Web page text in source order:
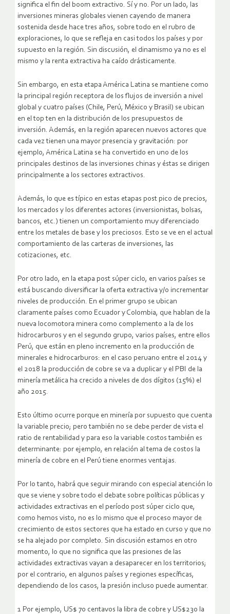
significa el fin del boom extractivo. Sí y no. Por un lado, las
inversiones mineras globales vienen cayendo de manera
sostenida desde hace tres años, sobre todo en el rubro de
exploraciones, lo que se refleja en casi todos los países y por
supuesto en la región. Sin discusión, el dinamismo ya no es el
mismo y la renta extractiva ha caído drásticamente.
Sin embargo, en esta etapa América Latina se mantiene como
la principal región receptora de los flujos de inversión a nivel
global y cuatro países (Chile, Perú, México y Brasil) se ubican
en el top ten en la distribución de los presupuestos de
inversión. Además, en la región aparecen nuevos actores que
cada vez tienen una mayor presencia y gravitación: por
ejemplo, América Latina se ha convertido en uno de los
principales destinos de las inversiones chinas y éstas se dirigen
principalmente a los sectores extractivos.
Además, lo que es típico en estas etapas post pico de precios,
los mercados y los diferentes actores (inversionistas, bolsas,
bancos, etc.) tienen un comportamiento muy diferenciado
entre los metales de base y los preciosos. Esto se ve en el actual
comportamiento de las carteras de inversiones, las
cotizaciones, etc.
Por otro lado, en la etapa post súper ciclo, en varios países se
está buscando diversificar la oferta extractiva y/o incrementar
niveles de producción. En el primer grupo se ubican
claramente países como Ecuador y Colombia, que hablan de la
nueva locomotora minera como complemento a la de los
hidrocarburos y en el segundo grupo, varios países, entre ellos
Perú, que están en pleno incremento en la producción de
minerales e hidrocarburos: en el caso peruano entre el 2014 y
el 2018 la producción de cobre se va a duplicar y el PBI de la
minería metálica ha crecido a niveles de dos dígitos (15%) el
año 2015.
Esto último ocurre porque en minería por supuesto que cuenta
la variable precio; pero también no se debe perder de vista el
ratio de rentabilidad y para eso la variable costos también es
determinante: por ejemplo, en relación al tema de costos la
minería de cobre en el Perú tiene enormes ventajas.
Por lo tanto, habrá que seguir mirando con especial atención lo
que se viene y sobre todo el debate sobre políticas públicas y
actividades extractivas en el período post súper ciclo que,
como hemos visto, no es lo mismo que el proceso mayor de
crecimiento de estos sectores que ha estado en curso y que no
se ha alejado por completo. Sin discusión estamos en otro
momento, lo que no significa que las presiones de las
actividades extractivas vayan a desaparecer en los territorios;
por el contrario, en algunos países y regiones específicas,
dependiendo de los casos, la presión incluso puede aumentar.
1 Por ejemplo, US$ 70 centavos la libra de cobre y US$230 la